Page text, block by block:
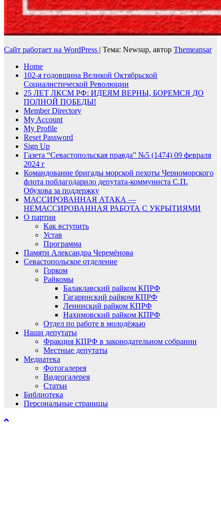
Сайт работает на WordPress | Тема: Newsup, автор Themeansar
Home
102-я годовщина Великой Октябрьской
Социалистической Революции
25 ЛЕТ ЛКСМ РФ: ИДЕЯМ ВЕРНЫ, БОРЕМСЯ ДО
ПОЛНОЙ ПОБЕДЫ!
Member Directory
My Account
My Profile
Reset Password
Sign Up
Газета “Севастопольская правда” №5 (1474) 09 февраля
2024 г
Командование бригады морской пехоты Черноморского
флота поблагодарило депутата-коммуниста С.П.
Обухова за поддержку
МАССИРОВАННАЯ АТАКА —
НЕМАССИРОВАННАЯ РАБОТА С УКРЫТИЯМИ
О партии
Как вступить
Устав
Программа
Памяти Александра Черемёнова
Севастопольское отделение
Горком
Райкомы
Балаклавский райком КПРФ
Гагаринский райком КПРФ
Ленинский райком КПРФ
Нахимовский райком КПРФ
Отдел по работе в молодёжью
Наши депутаты
Фракция КПРФ в законодательном собрании
Местные депутаты
Медиатека
Фотогалерея
Видеогалерея
Статьи
Библиотека
Персональные страницы